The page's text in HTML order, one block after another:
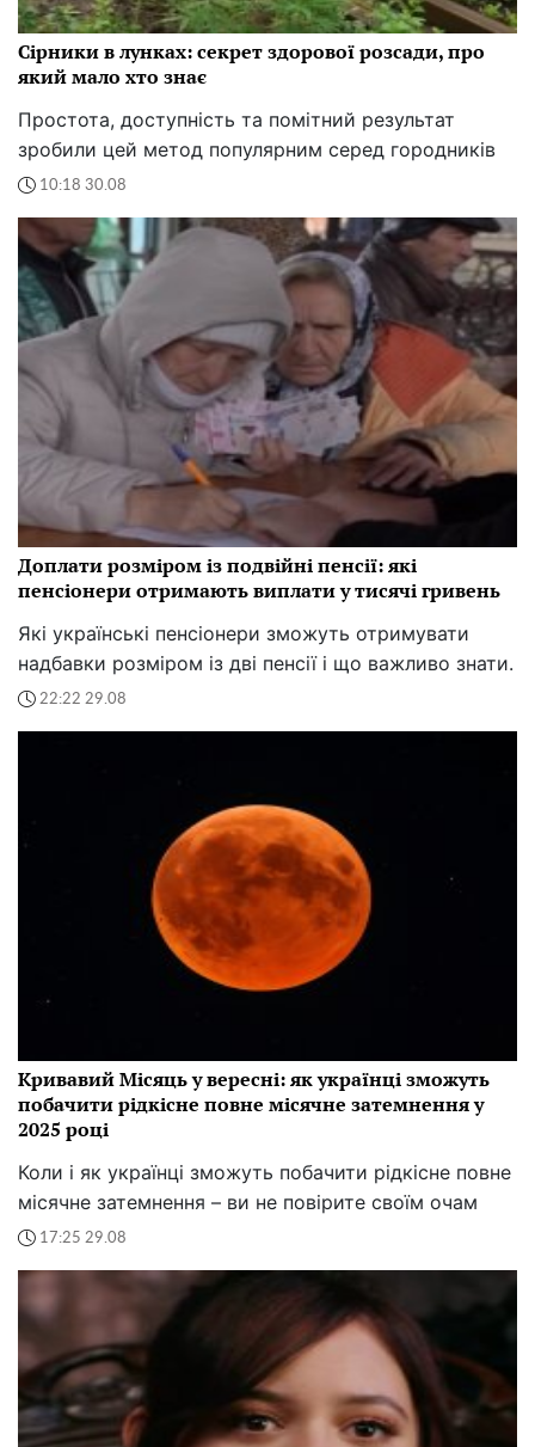
Сірники в лунках: секрет здорової розсади, про
який мало хто знає
Простота, доступність та помітний результат
зробили цей метод популярним серед городників
10:18 30.08
Доплати розміром із подвійні пенсії: які
пенсіонери отримають виплати у тисячі гривень
Які українські пенсіонери зможуть отримувати
надбавки розміром із дві пенсії і що важливо знати.
22:22 29.08
Кривавий Місяць у вересні: як українці зможуть
побачити рідкісне повне місячне затемнення у
2025 році
Коли і як українці зможуть побачити рідкісне повне
місячне затемнення – ви не повірите своїм очам
17:25 29.08